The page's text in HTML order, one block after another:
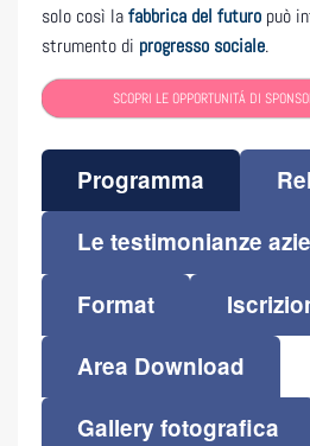
solo così lafabbrica del futuro può
strumento di progresso sociale.
SCOPRI LE OPPORTUNITÁ DI
Programma
Le testimonianze
Format
Area Download
Gallery fotografica